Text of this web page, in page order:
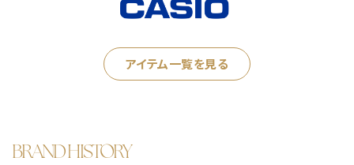
アイテム一覧を見る
BRAND HISTORY